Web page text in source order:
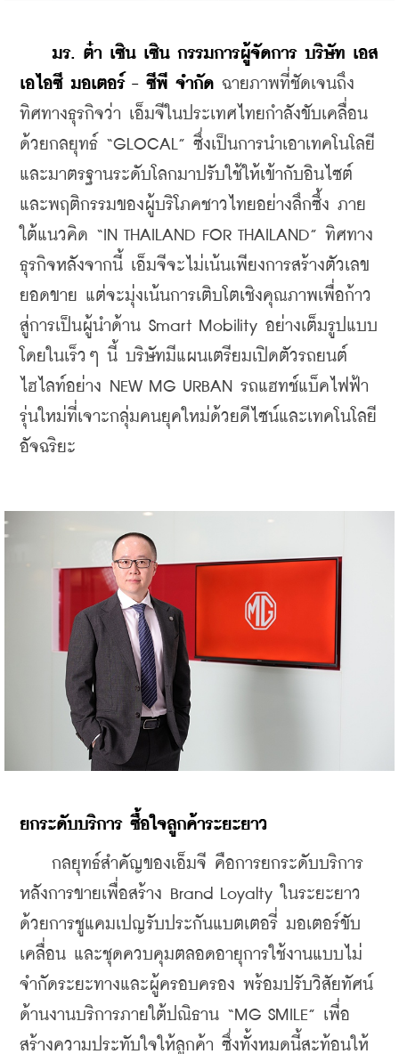
มร. ต๋า เซิน เซิน กรรมการผู้จัดการ บริษัท เอส
เอไอซี มอเตอร์ - ซีพี จำกัด ฉายภาพที่ชัดเจนถึง
ทิศทางธุรกิจว่า เอ็มจีในประเทศไทยกำลังขับเคลื่อน
ด้วยกลยุทธ์ “GLOCAL” ซึ่งเป็นการนำเอาเทคโนโลยี
และมาตรฐานระดับโลกมาปรับใช้ให้เข้ากับอินไซต์
และพฤติกรรมของผู้บริโภคชาวไทยอย่างลึกซึ้ง ภาย
ใต้แนวคิด “IN THAILAND FOR THAILAND” ทิศทาง
ธุรกิจหลังจากนี้ เอ็มจีจะไม่เน้นเพียงการสร้างตัวเลข
ยอดขาย แต่จะมุ่งเน้นการเติบโตเชิงคุณภาพเพื่อก้าว
สู่การเป็นผู้นำด้าน Smart Mobility อย่างเต็มรูปแบบ
โดยในเร็วๆ นี้ บริษัทมีแผนเตรียมเปิดตัวรถยนต์
ไฮไลท์อย่าง NEW MG URBAN รถแฮทช์แบ็คไฟฟ้า
รุ่นใหม่ที่เจาะกลุ่มคนยุคใหม่ด้วยดีไซน์และเทคโนโลยี
อัจฉริยะ
ยกระดับบริการ ซื้อใจลูกค้าระยะยาว
กลยุทธ์สำคัญของเอ็มจี คือการยกระดับบริการ
หลังการขายเพื่อสร้าง Brand Loyalty ในระยะยาว
ด้วยการชูแคมเปญรับประกันแบตเตอรี่ มอเตอร์ขับ
เคลื่อน และชุดควบคุมตลอดอายุการใช้งานแบบไม่
จำกัดระยะทางและผู้ครอบครอง พร้อมปรับวิสัยทัศน์
ด้านงานบริการภายใต้ปณิธาน “MG SMILE” เพื่อ
สร้างความประทับใจให้ลูกค้า ซึ่งทั้งหมดนี้สะท้อนให้